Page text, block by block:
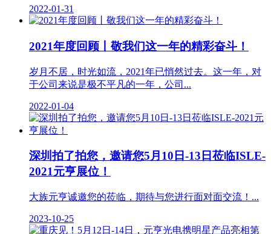
2022-01-31
2021年度回顾丨敬我们这一年的精彩奋斗！
岁月不居，时光如流，2021年已悄然过去。这一年，对
于公司来说是极不平凡的一年，公司...
2022-01-04
深圳拍了拍您，邀请您5月10日-13日莅临ISLE-
2021元亨展位！
大族元亨诚邀您的莅临，期待与您进行面对面交流！...
2023-10-25